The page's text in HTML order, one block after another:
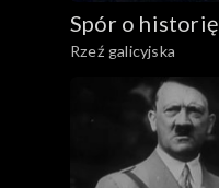
Spór o historię
Rzeź galicyjska